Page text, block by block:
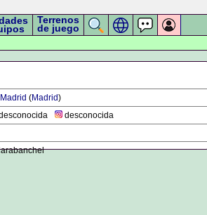
Terrenos
de juego
Madrid (Madrid)
desconocida